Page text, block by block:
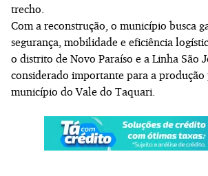
trecho.
Com a reconstrução, o município busca
segurança, mobilidade e eficiência
o distrito de Novo Paraíso e a Linha São
considerado importante para a
município do Vale do Taquari.